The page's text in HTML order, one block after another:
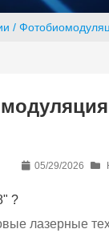
/
05/29/2026
?
лазерные